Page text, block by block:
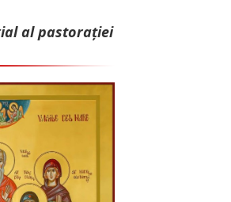
al pastorației